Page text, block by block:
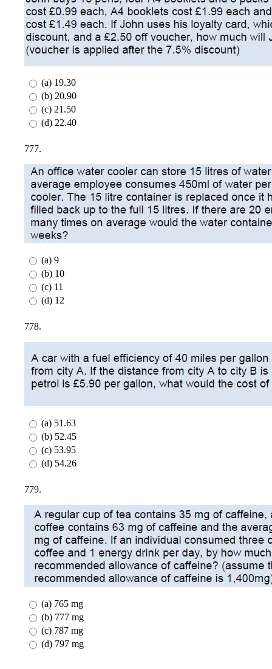
(a) 19.30
(b) 20.90
(c) 21.50
(d) 22.40
777.
(a) 9
(b) 10
(c) 11
(d) 12
778.
(a) 51.63
(b) 52.45
(c) 53.95
(d) 54.26
779.
(a) 765 mg
(b) 777 mg
(c) 787 mg
(d) 797 mg